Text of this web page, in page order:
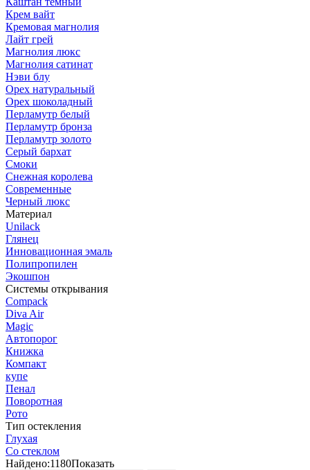
Крем вайт
Кремовая магнолия
Лайт грей
Магнолия люкс
Магнолия сатинат
Нэви блу
Орех натуральный
Орех шоколадный
Перламутр белый
Перламутр бронза
Перламутр золото
Серый бархат
Смоки
Снежная королева
Современные
Черный люкс
Материал
Unilack
Глянец
Инновационная эмаль
Полипропилен
Экошпон
Системы открывания
Compack
Diva Air
Magic
Автопорог
Книжка
Компакт
купе
Пенал
Поворотная
Рото
Тип остекления
Глухая
Со стеклом
Найдено:1180Показать